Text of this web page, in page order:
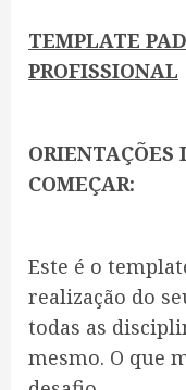
TEMPLATE
PROFISSIONAL
ORIENTAÇÕES
COMEÇAR:
Este é o
realização do
todas as
mesmo. O que